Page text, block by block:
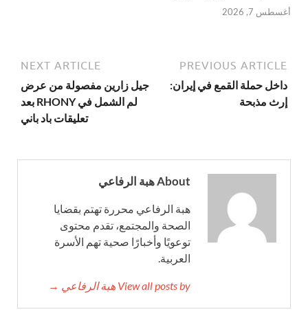
أغسطس 7, 2026
PREVIOUS ARTICLE
داخل حملة القمع في إيران:
إرث مذبحة
NEXT ARTICLE
جيل زارين مفصولة من عرض
لم الشمل في RHONY بعد
تعليقات باد باني
About هبة الرفاعي
هبة الرفاعي محررة تهتم بقضايا
الصحة والمجتمع، تقدم محتوى
توعويًا وأخبارًا صحية تهم الأسرة
العربية.
View all posts by هبة الرفاعي →